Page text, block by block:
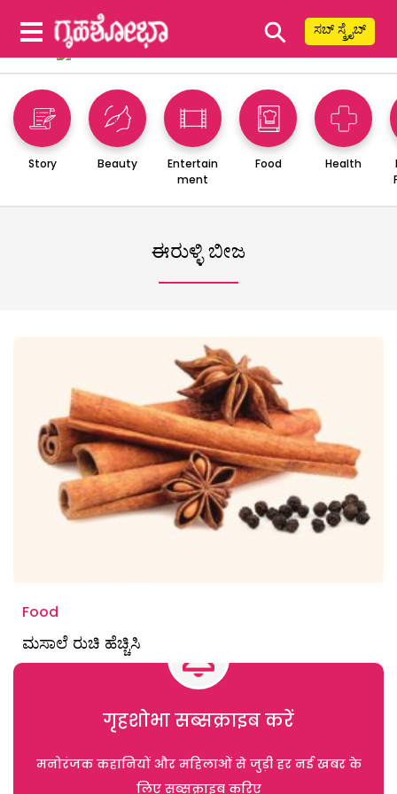
⚲ ಸಬ್ ಸ್ಕ್ರೈಬ್
Story Beauty
Entertain
ment
Food Health
ಈರುಳ್ಳಿ ಬೀಜ
Food
ಮಸಾಲೆ ರುಚಿ ಹೆಚ್ಚಿಸಿ
गृहशोभा सब्सक्राइब करें
मनोरंजक कहानियों और महिलाओं से जुड़ी हर नई खबर के
लिए सब्सक्राइब करिए